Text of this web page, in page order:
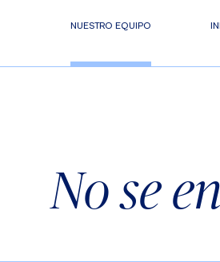
NUESTRO EQUIPO
No se